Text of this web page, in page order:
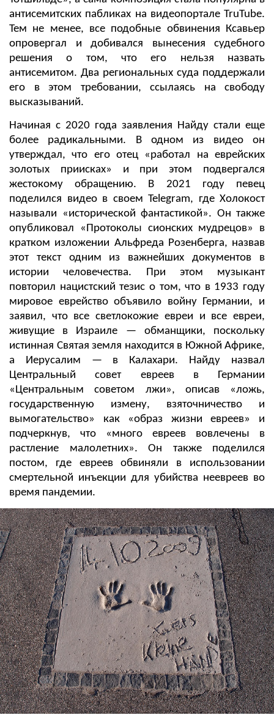
антисемитских пабликах на видеопортале TruTube.
Тем не менее, все подобные обвинения Ксавьер
опровергал и добивался вынесения судебного
решения о том, что его нельзя назвать
антисемитом. Два региональных суда поддержали
его в этом требовании, ссылаясь на свободу
высказываний.
Начиная с 2020 года заявления Найду стали еще
более радикальными. В одном из видео он
утверждал, что его отец «работал на еврейских
золотых приисках» и при этом подвергался
жестокому обращению. В 2021 году певец
поделился видео в своем Telegram, где Холокост
называли «исторической фантастикой». Он также
опубликовал «Протоколы сионских мудрецов» в
кратком изложении Альфреда Розенберга, назвав
этот текст одним из важнейших документов в
истории человечества. При этом музыкант
повторил нацистский тезис о том, что в 1933 году
мировое еврейство объявило войну Германии, и
заявил, что все светлокожие евреи и все евреи,
живущие в Израиле — обманщики, поскольку
истинная Святая земля находится в Южной Африке,
а Иерусалим — в Калахари. Найду назвал
Центральный совет евреев в Германии
«Центральным советом лжи», описав «ложь,
государственную измену, взяточничество и
вымогательство» как «образ жизни евреев» и
подчеркнув, что «много евреев вовлечены в
растление малолетних». Он также поделился
постом, где евреев обвиняли в использовании
смертельной инъекции для убийства неевреев во
время пандемии.